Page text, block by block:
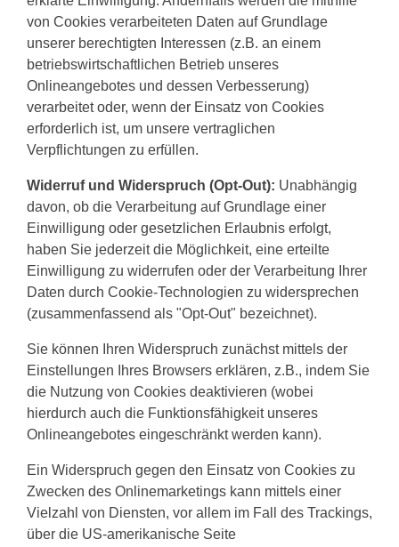
von Cookies verarbeiteten Daten auf Grundlage
unserer berechtigten Interessen (z.B. an einem
betriebswirtschaftlichen Betrieb unseres
Onlineangebotes und dessen Verbesserung)
verarbeitet oder, wenn der Einsatz von Cookies
erforderlich ist, um unsere vertraglichen
Verpflichtungen zu erfüllen.
Widerruf und Widerspruch (Opt-Out): Unabhängig
davon, ob die Verarbeitung auf Grundlage einer
Einwilligung oder gesetzlichen Erlaubnis erfolgt,
haben Sie jederzeit die Möglichkeit, eine erteilte
Einwilligung zu widerrufen oder der Verarbeitung Ihrer
Daten durch Cookie-Technologien zu widersprechen
(zusammenfassend als "Opt-Out" bezeichnet).
Sie können Ihren Widerspruch zunächst mittels der
Einstellungen Ihres Browsers erklären, z.B., indem Sie
die Nutzung von Cookies deaktivieren (wobei
hierdurch auch die Funktionsfähigkeit unseres
Onlineangebotes eingeschränkt werden kann).
Ein Widerspruch gegen den Einsatz von Cookies zu
Zwecken des Onlinemarketings kann mittels einer
Vielzahl von Diensten, vor allem im Fall des Trackings,
über die US-amerikanische Seite